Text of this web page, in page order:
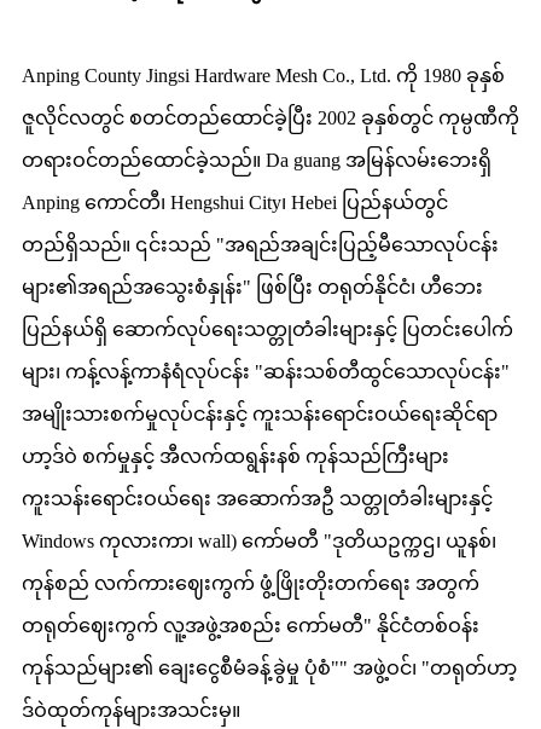
Anping County Jingsi Hardware Mesh Co., Ltd. ကို 1980 ခုနှစ်
ဇူလိုင်လတွင် စတင်တည်ထောင်ခဲ့ပြီး 2002 ခုနှစ်တွင် ကုမ္ပဏီကို
တရားဝင်တည်ထောင်ခဲ့သည်။ Da guang အမြန်လမ်းဘေးရှိ
Anping ကောင်တီ၊ Hengshui City၊ Hebei ပြည်နယ်တွင်
တည်ရှိသည်။ ၎င်းသည် "အရည်အချင်းပြည့်မီသောလုပ်ငန်း
များ၏အရည်အသွေးစံနှုန်း" ဖြစ်ပြီး တရုတ်နိုင်ငံ၊ ဟီဘေး
ပြည်နယ်ရှိ ဆောက်လုပ်ရေးသတ္တုတံခါးများနှင့် ပြတင်းပေါက်
များ၊ ကန့်လန့်ကာနံရံလုပ်ငန်း "ဆန်းသစ်တီထွင်သောလုပ်ငန်း"
အမျိုးသားစက်မှုလုပ်ငန်းနှင့် ကူးသန်းရောင်းဝယ်ရေးဆိုင်ရာ
ဟာ့ဒ်ဝဲ စက်မှုနှင့် အီလက်ထရွန်းနစ် ကုန်သည်ကြီးများ
ကူးသန်းရောင်းဝယ်ရေး အဆောက်အဦ သတ္တုတံခါးများနှင့်
Windows ကုလားကာ၊ wall) ကော်မတီ "ဒုတိယဥက္ကဌ၊ ယူနစ်၊
ကုန်စည် လက်ကားဈေးကွက် ဖွံ့ဖြိုးတိုးတက်ရေး အတွက်
တရုတ်ဈေးကွက် လူ့အဖွဲ့အစည်း ကော်မတီ" နိုင်ငံတစ်ဝန်း
ကုန်သည်များ၏ ချေးငွေစီမံခန့်ခွဲမှု ပုံစံ"" အဖွဲ့ဝင်၊ "တရုတ်ဟာ့
ဒ်ဝဲထုတ်ကုန်များအသင်းမှ။